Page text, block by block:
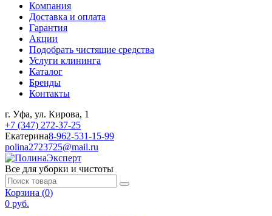
Компания
Доставка и оплата
Гарантия
Акции
Подобрать чистящие средства
Услуги клининга
Каталог
Бренды
Контакты
г. Уфа, ул. Кирова, 1
+7 (347) 272-37-25
Екатерина8-962-531-15-99
polina2723725@mail.ru
Все для уборки и чистоты
Корзина (0)
0 руб.